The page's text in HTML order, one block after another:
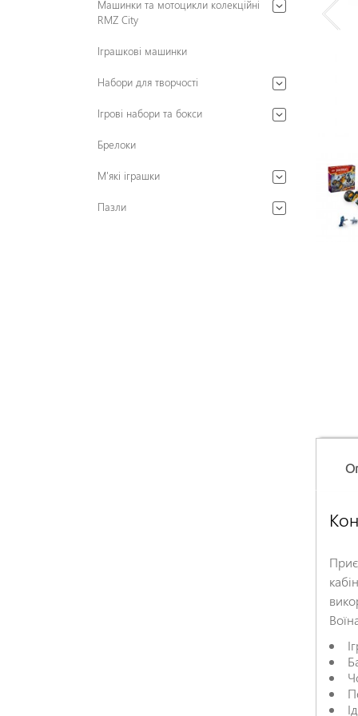
Машинки та мотоцикли колекційні
RMZ City
Іграшкові машинки
Набори для творчості
Ігрові набори та бокси
Брелоки
М'які іграшки
Пазли